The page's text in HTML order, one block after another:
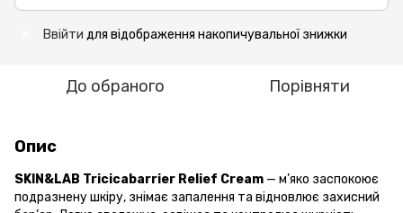
Ввійти для відображення накопичувальної знижки
До обраного Порівняти
Опис
SKIN&LAB Tricicabarrier Relief Cream — м’яко заспокоює
подразнену шкіру, знімає запалення та відновлює захисний